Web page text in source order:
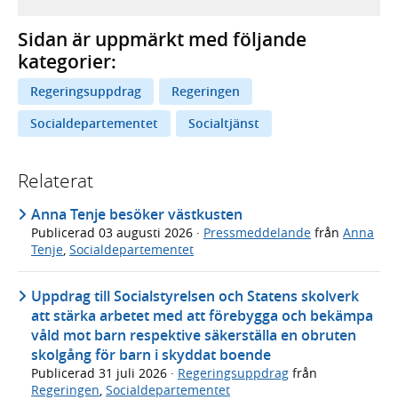
Sidan är uppmärkt med följande
kategorier:
Regeringsuppdrag
Regeringen
Socialdepartementet
Socialtjänst
Relaterat
Anna Tenje besöker västkusten
Publicerad 03 augusti 2026 · Pressmeddelande från Anna
Tenje, Socialdepartementet
Uppdrag till Socialstyrelsen och Statens skolverk
att stärka arbetet med att förebygga och bekämpa
våld mot barn respektive säkerställa en obruten
skolgång för barn i skyddat boende
Publicerad 31 juli 2026 · Regeringsuppdrag från
Regeringen Socialdepartementet